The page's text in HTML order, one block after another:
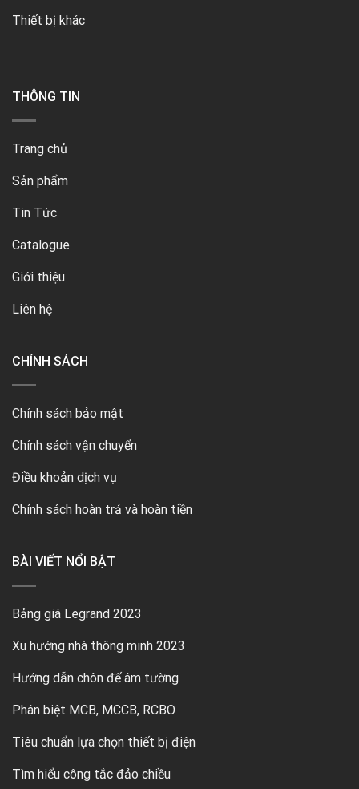
Thiết bị khác
THÔNG TIN
Trang chủ
Sản phẩm
Tin Tức
Catalogue
Giới thiệu
Liên hệ
CHÍNH SÁCH
Chính sách bảo mật
Chính sách vận chuyển
Điều khoản dịch vụ
Chính sách hoàn trả và hoàn tiền
BÀI VIẾT NỔI BẬT
Bảng giá Legrand 2023
Xu hướng nhà thông minh 2023
Hướng dẫn chôn đế âm tường
Phân biệt MCB, MCCB, RCBO
Tiêu chuẩn lựa chọn thiết bị điện
Tìm hiểu công tắc đảo chiều